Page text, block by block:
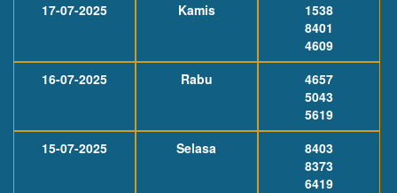
17-07-2025
Kamis
1538
8401
4609
16-07-2025
Rabu
4657
5043
5619
15-07-2025
Selasa
8403
8373
6419